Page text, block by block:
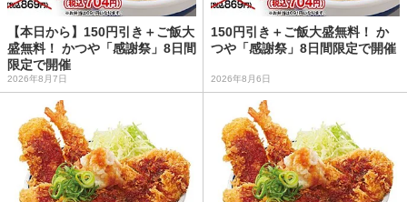
【本日から】150円引き＋ご飯大
盛無料！ かつや「感謝祭」8日間
限定で開催
2026年8月7日
150円引き＋ご飯大盛無料！ か
つや「感謝祭」8日間限定で開催
2026年8月6日